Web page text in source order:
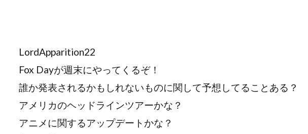
LordApparition22
Fox Dayが週末にやってくるぞ！
誰か発表されるかもしれないものに関して予想してることある？
アメリカのヘッドラインツアーかな？
アニメに関するアップデートかな？